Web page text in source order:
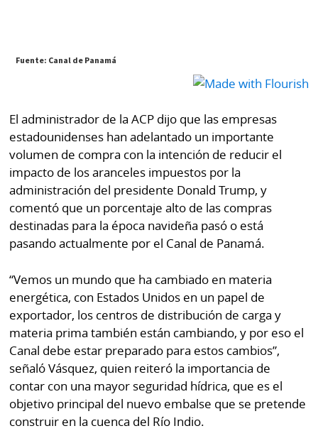
El administrador de la ACP dijo que las empresas
estadounidenses han adelantado un importante
volumen de compra con la intención de reducir el
impacto de los aranceles impuestos por la
administración del presidente Donald Trump, y
comentó que un porcentaje alto de las compras
destinadas para la época navideña pasó o está
pasando actualmente por el Canal de Panamá.
“Vemos un mundo que ha cambiado en materia
energética, con Estados Unidos en un papel de
exportador, los centros de distribución de carga y
materia prima también están cambiando, y por eso el
Canal debe estar preparado para estos cambios”,
señaló Vásquez, quien reiteró la importancia de
contar con una mayor seguridad hídrica, que es el
objetivo principal del nuevo embalse que se pretende
construir en la cuenca del Río Indio.